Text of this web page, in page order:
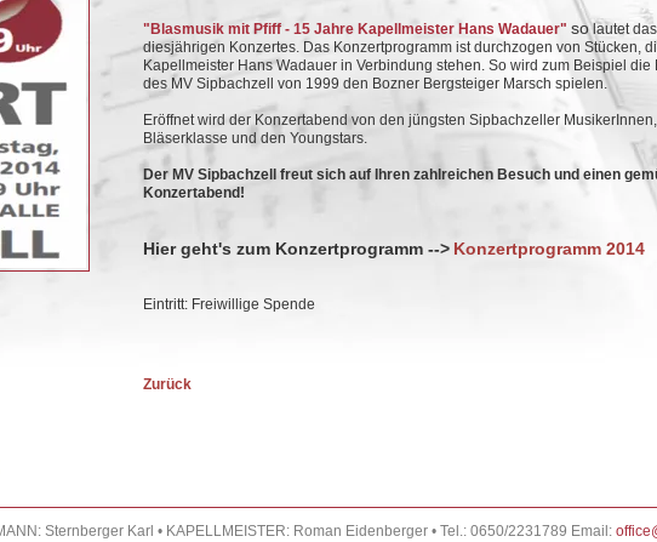
"Blasmusik mit Pfiff - 15 Jahre Kapellmeister Hans Wadauer" solautet
diesjährigen Konzertes. Das Konzertprogramm ist durchzogen von Stücken,
Kapellmeister Hans Wadauer in Verbindung stehen. So wird zum Beispiel die
des MV Sipbachzell von 1999 den Bozner Bergsteiger Marsch spielen.
Eröffnet wird der Konzertabend von den jüngsten Sipbachzeller
Bläserklasse und den Youngstars.
Der MV Sipbachzell freut sich auf Ihren zahlreichen Besuch und einen
Konzertabend!
Hier geht's zum Konzertprogramm --> Konzertprogramm 2014
Eintritt: Freiwillige Spende
Zurück
Sternberger Karl • KAPELLMEISTER: Roman Eidenberger • Tel.: 0650/2231789 Email: